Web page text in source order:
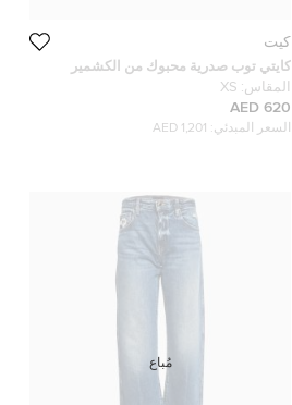
كيت
كايتي توب صدرية محبوك من الكشمير
رمادي إيدا صغير جدًا
المقاس: XS
620 AED
السعر المبدئي: 1,201 AED
مُباع